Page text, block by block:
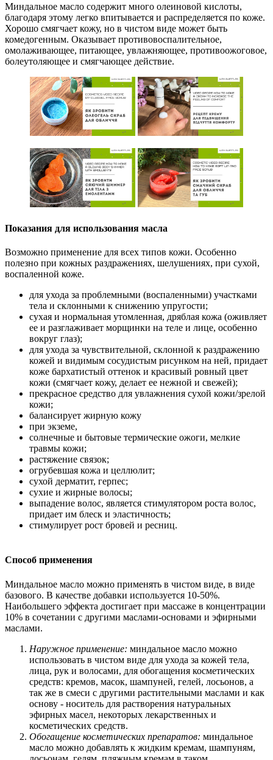
Миндальное масло содержит много олеиновой кислоты,
благодаря этому легко впитывается и распределяется по коже.
Хорошо смягчает кожу, но в чистом виде может быть
комедогенным. Оказывает противовоспалительное,
омолаживающее, питающее, увлажняющее, противоожоговое,
болеутоляющее и смягчающее действие.
Показания для использования масла
Возможно применение для всех типов кожи. Особенно
полезно при кожных раздражениях, шелушениях, при сухой,
воспаленной коже.
для ухода за проблемными (воспаленными) участками
тела и склонными к снижению упругости;
сухая и нормальная утомленная, дряблая кожа (оживляет
ее и разглаживает морщинки на теле и лице, особенно
вокруг глаз);
для ухода за чувствительной, склонной к раздражению
кожей и видимым сосудистым рисунком на ней, придает
коже бархатистый оттенок и красивый ровный цвет
кожи (смягчает кожу, делает ее нежной и свежей);
прекрасное средство для увлажнения сухой кожи/зрелой
кожи;
балансирует жирную кожу
при экземе,
солнечные и бытовые термические ожоги, мелкие
травмы кожи;
растяжение связок;
огрубевшая кожа и целлюлит;
сухой дерматит, герпес;
сухие и жирные волосы;
выпадение волос, является стимулятором роста волос,
придает им блеск и эластичность;
стимулирует рост бровей и ресниц.
Способ применения
Миндальное масло можно применять в чистом виде, в виде
базового. В качестве добавки используется 10-50%.
Наибольшего эффекта достигает при массаже в концентрации
10% в сочетании с другими маслами-основами и эфирными
маслами.
Наружное применение: миндальное масло можно
использовать в чистом виде для ухода за кожей тела,
лица, рук и волосами, для обогащения косметических
средств: кремов, масок, шампуней, гелей, лосьонов, а
так же в смеси с другими растительными маслами и как
основу - носитель для растворения натуральных
эфирных масел, некоторых лекарственных и
косметических средств.
Обогащение косметических препаратов: миндальное
масло можно добавлять к жидким кремам, шампуням,